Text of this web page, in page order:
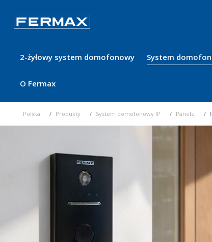
2-żyłowy system domofonowy System
O Fermax
Polska Produkty System domofonowy IP Panele